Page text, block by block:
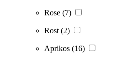
Rose (7)
Rost (2)
Aprikos (16)